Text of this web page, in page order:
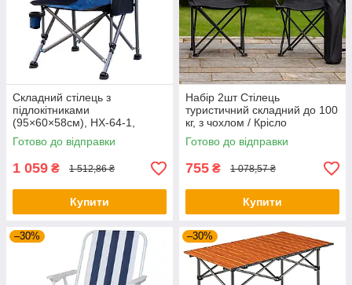
Складний стілець з
підлокітниками
(95×60×58см), HX-64-1,
Синій / Стілець для рибалки /
Складне крісло
Готово до відправки
1 059 ₴ 1 512,86 ₴
Купити
Набір 2шт Стілець
туристичний складний до 100
кг, з чохлом / Крісло
розкладне для походів та
риболовлі
Готово до відправки
755 ₴ 1 078,57 ₴
Купити
–30% –30%